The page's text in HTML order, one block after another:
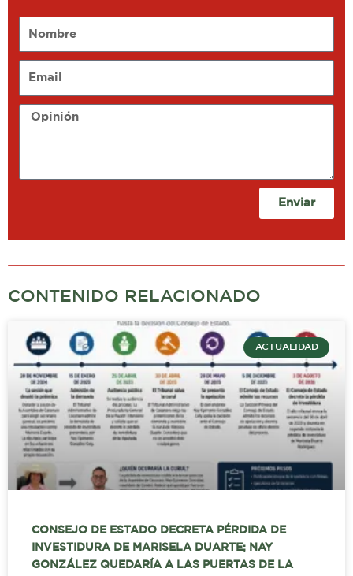
Opinión
Enviar
CONTENIDO RELACIONADO
ACTUALIDAD
CONSEJO DE ESTADO DECRETA PÉRDIDA DE
INVESTIDURA DE MARISELA DUARTE; NAY
GONZÁLEZ QUEDARÍA A LAS PUERTAS DE LA